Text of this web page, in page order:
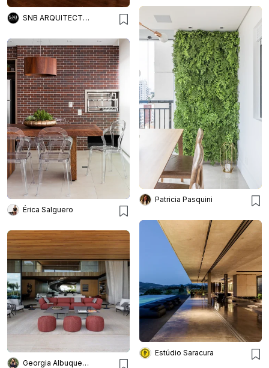
SNB ARQUITECTOS
Patricia Pasquini
Érica Salguero
Estúdio Saracura
Georgia Albuquerque Arquiterura e Interiores